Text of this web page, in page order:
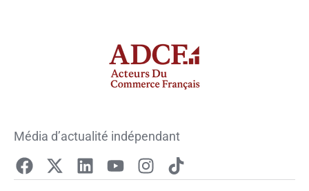
Média d’actualité indépendant